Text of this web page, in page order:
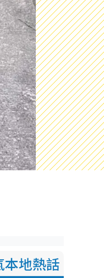
本地熱話